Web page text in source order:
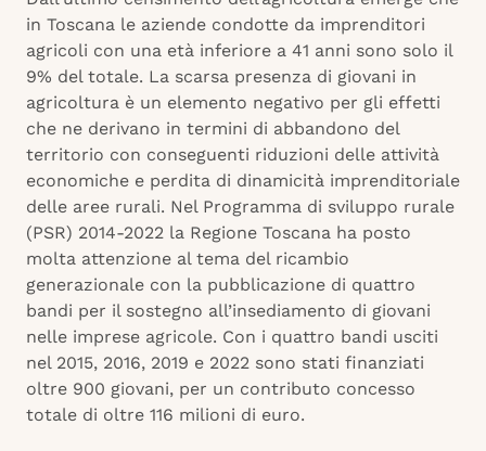
in Toscana le aziende condotte da imprenditori
agricoli con una età inferiore a 41 anni sono solo il
9% del totale. La scarsa presenza di giovani in
agricoltura è un elemento negativo per gli effetti
che ne derivano in termini di abbandono del
territorio con conseguenti riduzioni delle attività
economiche e perdita di dinamicità imprenditoriale
delle aree rurali. Nel Programma di sviluppo rurale
(PSR) 2014-2022 la Regione Toscana ha posto
molta attenzione al tema del ricambio
generazionale con la pubblicazione di quattro
bandi per il sostegno all’insediamento di giovani
nelle imprese agricole. Con i quattro bandi usciti
nel 2015, 2016, 2019 e 2022 sono stati finanziati
oltre 900 giovani, per un contributo concesso
totale di oltre 116 milioni di euro.